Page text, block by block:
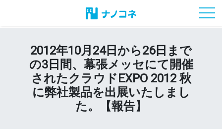
2012年10月24日から26日まで
の3日間、幕張メッセにて開催
されたクラウドEXPO 2012 秋
に弊社製品を出展いたしまし
た。【報告】